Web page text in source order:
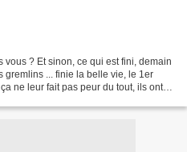
? Et sinon, ce qui est fini, demain
gremlins ... finie la belle vie, le 1er
ne leur fait pas peur du tout, ils ont